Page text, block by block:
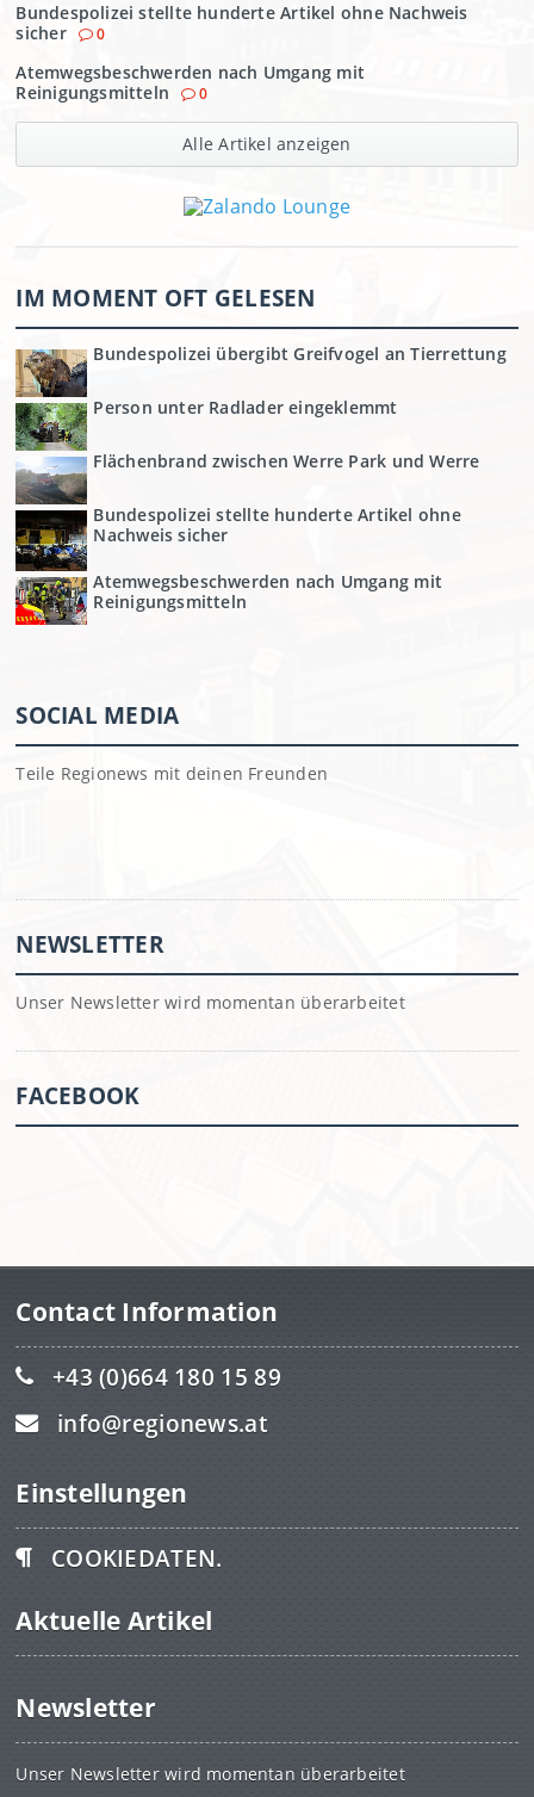
Bundespolizei stellte hunderte Artikel ohne Nachweis
sicher
0
Atemwegsbeschwerden nach Umgang mit
Reinigungsmitteln
0
Alle Artikel anzeigen
IM MOMENT OFT GELESEN
Bundespolizei übergibt Greifvogel an Tierrettung
Person unter Radlader eingeklemmt
Flächenbrand zwischen Werre Park und Werre
Bundespolizei stellte hunderte Artikel ohne
Nachweis sicher
Atemwegsbeschwerden nach Umgang mit
Reinigungsmitteln
SOCIAL MEDIA
Teile Regionews mit deinen Freunden
NEWSLETTER
Unser Newsletter wird momentan überarbeitet
FACEBOOK
Contact Information
+43 (0)664 180 15 89
info@regionews.at
Einstellungen
COOKIEDATEN.
Aktuelle Artikel
Newsletter
Unser Newsletter wird momentan überarbeitet